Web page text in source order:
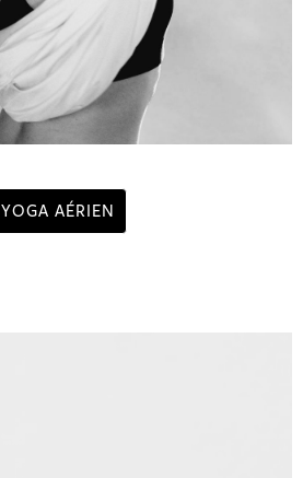
YOGA AÉRIEN